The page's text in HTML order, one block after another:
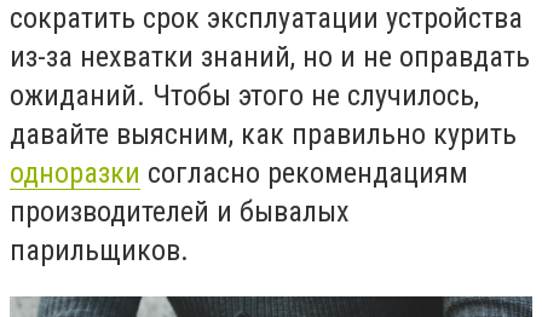
сократить срок эксплуатации устройства
из-за нехватки знаний, но и не оправдать
ожиданий. Чтобы этого не случилось,
давайте выясним, как правильно курить
одноразки согласно рекомендациям
производителей и бывалых
парильщиков.